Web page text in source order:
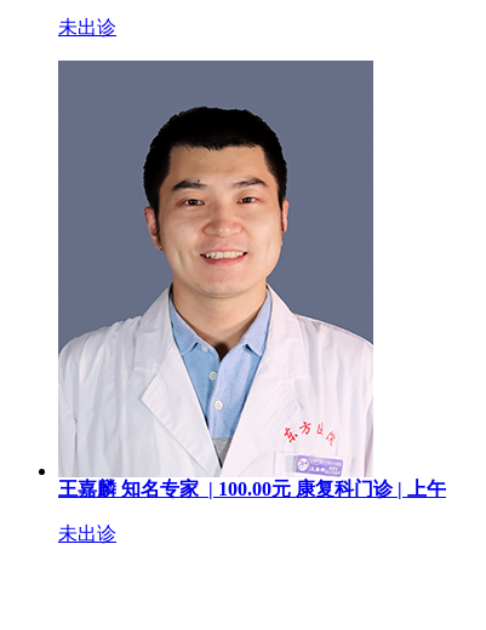
未出诊
王嘉麟 知名专家 | 100.00元 康复科门诊 | 上午
未出诊